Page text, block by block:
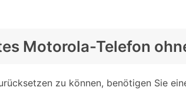
Motorola-Telefon
zu können, benötigen Sie